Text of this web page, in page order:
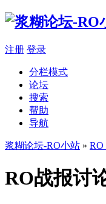
注册 登录
分栏模式
论坛
搜索
帮助
导航
浆糊论坛-RO小站 » RO
RO战报讨